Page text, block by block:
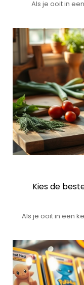
Als je ooit in
Kies de
Als je ooit in een